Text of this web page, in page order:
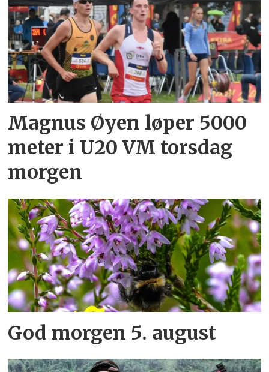
Magnus Øyen løper 5000
meter i U20 VM torsdag
morgen
God morgen 5. august